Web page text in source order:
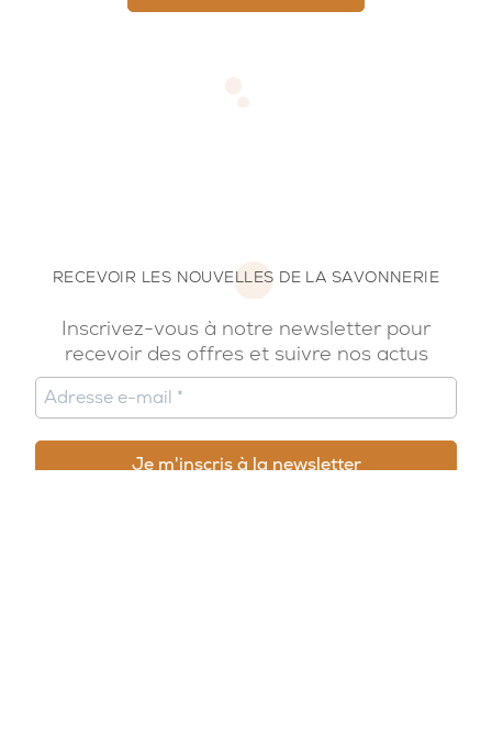
RECEVOIR LES NOUVELLES DE LA SAVONNERIE
Inscrivez-vous à notre newsletter pour
recevoir des offres et suivre nos actus